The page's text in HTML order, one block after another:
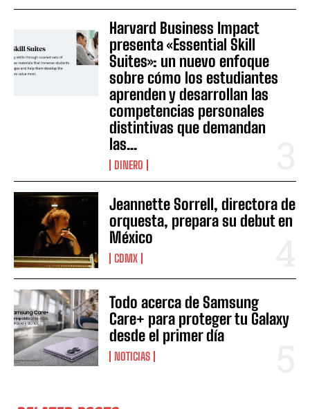
Harvard Business Impact
presenta «Essential Skill
Suites»: un nuevo enfoque
sobre cómo los estudiantes
aprenden y desarrollan las
competencias personales
distintivas que demandan
las...
DINERO
Jeannette Sorrell, directora de
orquesta, prepara su debut en
México
CDMX
Todo acerca de Samsung
Care+ para proteger tu Galaxy
desde el primer día
NOTICIAS